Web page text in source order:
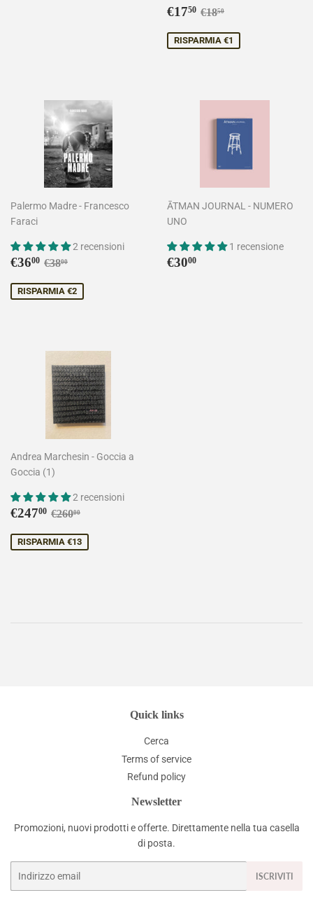
Prezzo
€1750 €17,50
Prezzo di listino
€1850
RISPARMIA €1
Palermo Madre - Francesco
Faraci
2 recensioni
Prezzo
€3600 €36,00
Prezzo di listino
€3800
RISPARMIA €2
ĀTMAN JOURNAL - NUMERO
UNO
1 recensione
Prezzo
€3000
Andrea Marchesin - Goccia a
Goccia (1)
2 recensioni
Prezzo
€24700 €247,00
Prezzo di listino
€26000
RISPARMIA €13
Quick links
Cerca
Terms of service
Refund policy
Newsletter
Promozioni, nuovi prodotti e offerte. Direttamente nella tua casella
di posta.
Email
ISCRIVITI